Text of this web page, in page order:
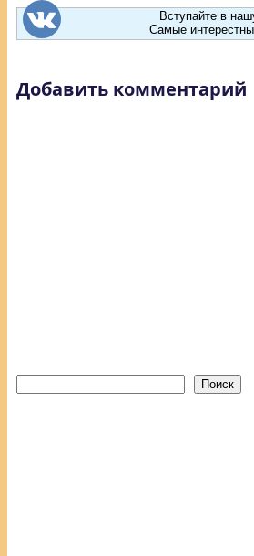
Вступайте в
Самые
Добавить комментарий
Поиск